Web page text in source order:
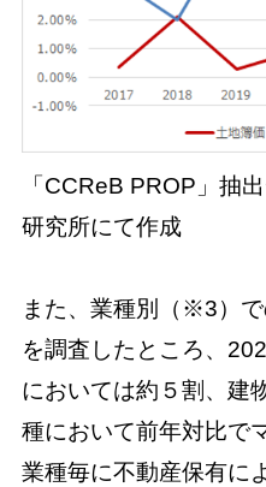
「CCReB PROP」抽
研究所にて作成
また、業種別（※3）
を調査したところ、
においては約５割、建
種において前年対比で
業種毎に不動産保有に